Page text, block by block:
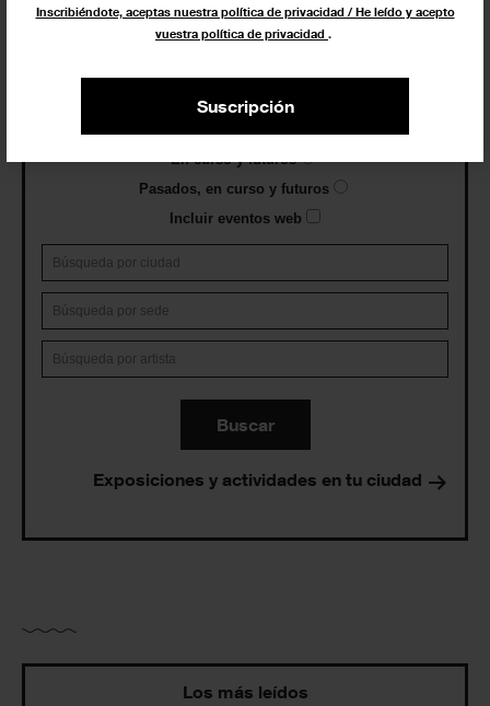
Inscribiéndote, aceptas nuestra política de privacidad / He leído y acepto
vuestra política de privacidad .
Suscripción
Exposiciones y eventos
Eventos de hoy
En curso y futuros
Pasados, en curso y futuros
Incluir eventos web
Buscar
Exposiciones y actividades en tu ciudad
Los más leídos